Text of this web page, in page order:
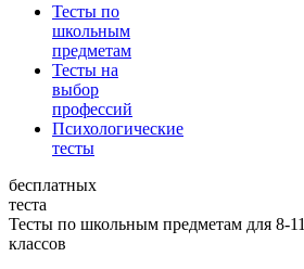
Тесты по
школьным
предметам
Тесты на
выбор
профессий
Психологические
тесты
бесплатных
теста
Тесты по школьным предметам для 8-11
классов